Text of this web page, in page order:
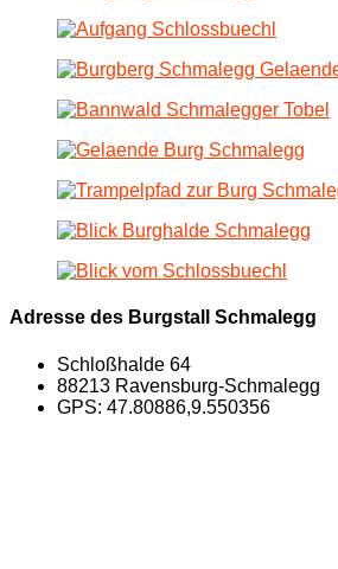
Adresse des Burgstall Schmalegg
Schloßhalde 64
88213 Ravensburg-Schmalegg
GPS: 47.80886,9.550356